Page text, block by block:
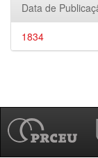
Data de
1834